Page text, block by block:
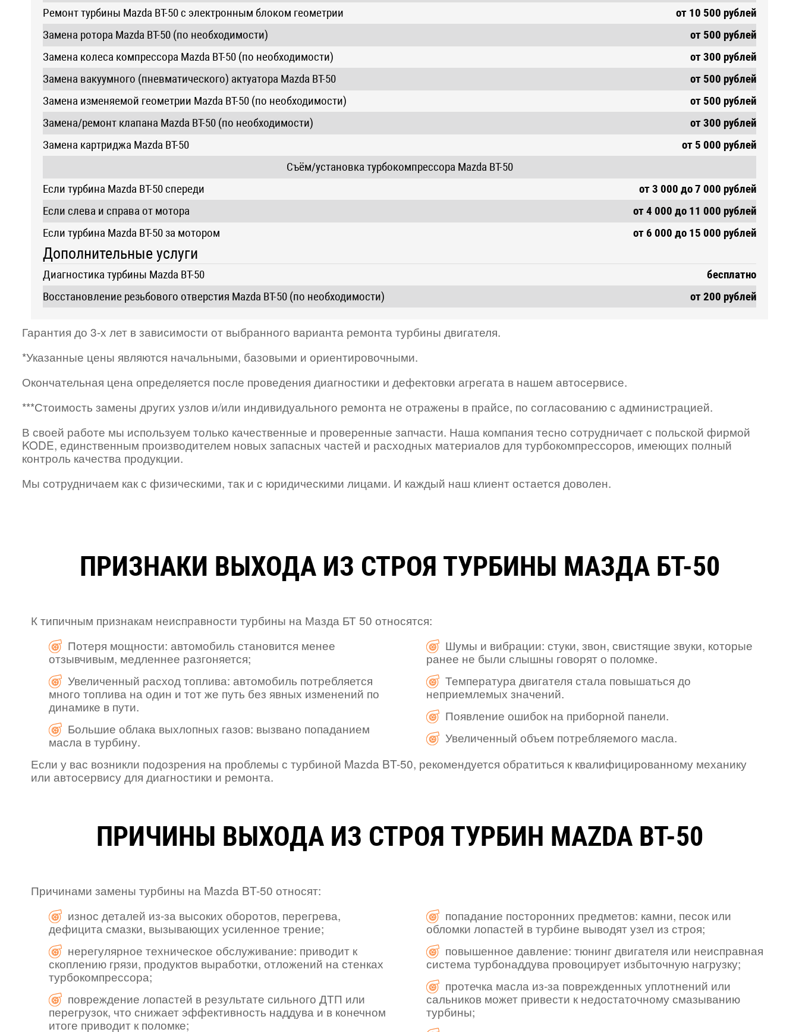
Ремонт турбины Mazda BT-50 с электронным блоком геометрии
от 10 500 рублей
Замена ротора Mazda BT-50 (по необходимости)
от 500 рублей
Замена колеса компрессора Mazda BT-50 (по необходимости)
от 300 рублей
Замена вакуумного (пневматического) актуатора Mazda BT-50
от 500 рублей
Замена изменяемой геометрии Mazda BT-50 (по необходимости)
от 500 рублей
Замена/ремонт клапана Mazda BT-50 (по необходимости)
от 300 рублей
Замена картриджа Mazda BT-50
от 5 000 рублей
Съём/установка турбокомпрессора Mazda BT-50
Если турбина Mazda BT-50 спереди
от 3 000 до 7 000 рублей
Если слева и справа от мотора
от 4 000 до 11 000 рублей
Если турбина Mazda BT-50 за мотором
от 6 000 до 15 000 рублей
Дополнительные услуги
Диагностика турбины Mazda BT-50
бесплатно
Восстановление резьбового отверстия Mazda BT-50 (по необходимости)
от 200 рублей
Гарантия до 3-х лет в зависимости от выбранного варианта ремонта турбины двигателя.
*Указанные цены являются начальными, базовыми и ориентировочными.
Окончательная цена определяется после проведения диагностики и дефектовки агрегата в нашем автосервисе.
***Стоимость замены других узлов и/или индивидуального ремонта не отражены в прайсе, по согласованию с администрацией.
В своей работе мы используем только качественные и проверенные запчасти. Наша компания тесно сотрудничает с польской фирмой
KODE, единственным производителем новых запасных частей и расходных материалов для турбокомпрессоров, имеющих полный
контроль качества продукции.
Мы сотрудничаем как с физическими, так и с юридическими лицами. И каждый наш клиент остается доволен.
ПРИЗНАКИ ВЫХОДА ИЗ СТРОЯ ТУРБИНЫ МАЗДА БТ-50
К типичным признакам неисправности турбины на Мазда БТ 50 относятся:
Потеря мощности: автомобиль становится менее
отзывчивым, медленнее разгоняется;
Увеличенный расход топлива: автомобиль потребляется
много топлива на один и тот же путь без явных изменений по
динамике в пути.
Большие облака выхлопных газов: вызвано попаданием
масла в турбину.
Шумы и вибрации: стуки, звон, свистящие звуки, которые
ранее не были слышны говорят о поломке.
Температура двигателя стала повышаться до
неприемлемых значений.
Появление ошибок на приборной панели.
Увеличенный объем потребляемого масла.
Если у вас возникли подозрения на проблемы с турбиной Mazda BT-50, рекомендуется обратиться к квалифицированному механику
или автосервису для диагностики и ремонта.
ПРИЧИНЫ ВЫХОДА ИЗ СТРОЯ ТУРБИН MAZDA BT-50
Причинами замены турбины на Mazda BT-50 относят:
износ деталей из-за высоких оборотов, перегрева,
дефицита смазки, вызывающих усиленное трение;
нерегулярное техническое обслуживание: приводит к
скоплению грязи, продуктов выработки, отложений на стенках
турбокомпрессора;
повреждение лопастей в результате сильного ДТП или
перегрузок, что снижает эффективность наддува и в конечном
итоге приводит к поломке;
попадание посторонних предметов: камни, песок или
обломки лопастей в турбине выводят узел из строя;
повышенное давление: тюнинг двигателя или неисправная
система турбонаддува провоцирует избыточную нагрузку;
протечка масла из-за поврежденных уплотнений или
сальников может привести к недостаточному смазыванию
турбины;